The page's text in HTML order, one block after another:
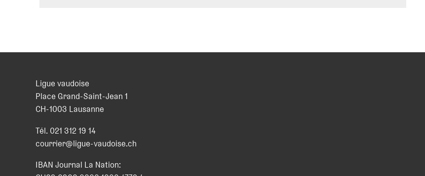
Ligue vaudoise
Place Grand-Saint-Jean 1
CH-1003 Lausanne
Tél.021 312 19 14
courrier@ligue-vaudoise.ch
IBAN Journal La Nation: